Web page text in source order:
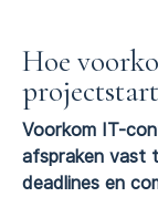
Hoe
Voorkom IT-
afspraken vast
deadlines en